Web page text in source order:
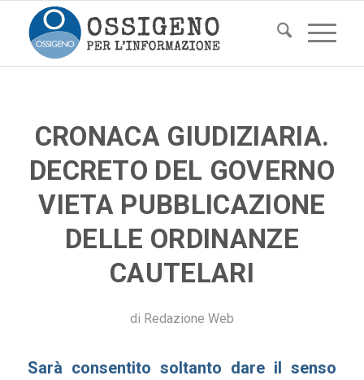
CRONACA GIUDIZIARIA.
DECRETO DEL GOVERNO
VIETA PUBBLICAZIONE
DELLE ORDINANZE
CAUTELARI
di Redazione Web
Sarà consentito soltanto dare il senso